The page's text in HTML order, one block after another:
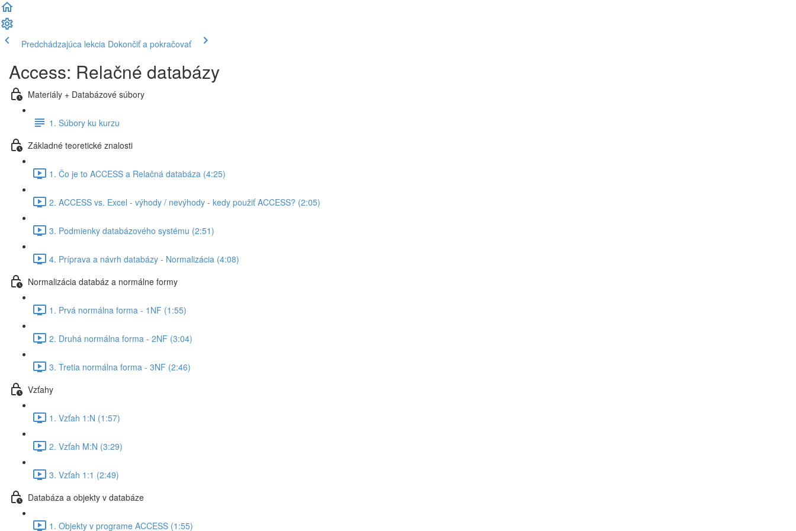
Predchádzajúca lekcia Dokončiť a pokračovať
Access: Relačné databázy
Materiály + Databázové súbory
1. Súbory ku kurzu
Základné teoretické znalosti
1. Čo je to ACCESS a Relačná databáza (4:25)
2. ACCESS vs. Excel - výhody / nevýhody - kedy použiť ACCESS? (2:05)
3. Podmienky databázového systému (2:51)
4. Príprava a návrh databázy - Normalizácia (4:08)
Normalizácia databáz a normálne formy
1. Prvá normálna forma - 1NF (1:55)
2. Druhá normálna forma - 2NF (3:04)
3. Tretia normálna forma - 3NF (2:46)
Vzťahy
1. Vzťah 1:N (1:57)
2. Vzťah M:N (3:29)
3. Vzťah 1:1 (2:49)
Databáza a objekty v databáze
1. Objekty v programe ACCESS (1:55)